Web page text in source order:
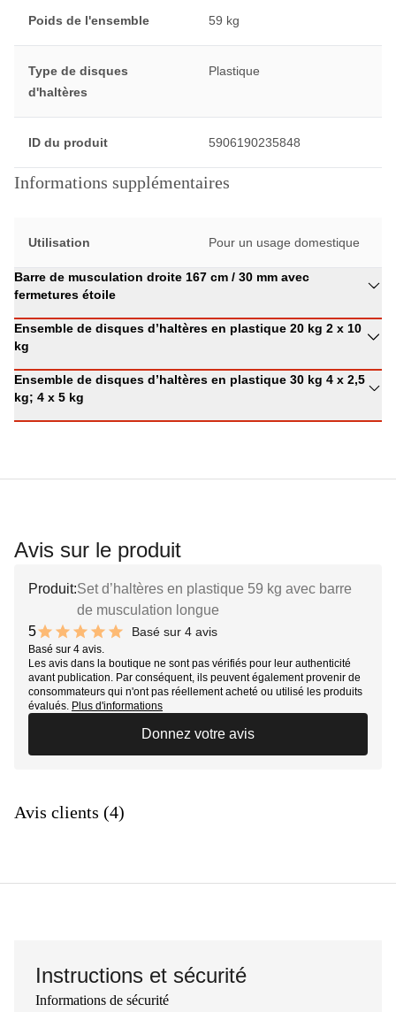
Poids de l'ensemble 59 kg
Type de disques
d'haltères
Plastique
ID du produit 5906190235848
Informations supplémentaires
Utilisation Pour un usage domestique
Barre de musculation droite 167 cm / 30 mm avec
fermetures étoile
Ensemble de disques d’haltères en plastique 20 kg 2 x 10
kg
Ensemble de disques d’haltères en plastique 30 kg 4 x 2,5
kg; 4 x 5 kg
Avis sur le produit
Produit:Set d’haltères en plastique 59 kg avec barre
de musculation longue
5
10 out of 10 stars
Basé sur 4 avis
Basé sur 4 avis.
Les avis dans la boutique ne sont pas vérifiés pour leur authenticité
avant publication. Par conséquent, ils peuvent également provenir de
consommateurs qui n'ont pas réellement acheté ou utilisé les produits
évalués. Plus d'informations
Donnez votre avis
Avis clients (4)
Instructions et sécurité
Informations de sécurité